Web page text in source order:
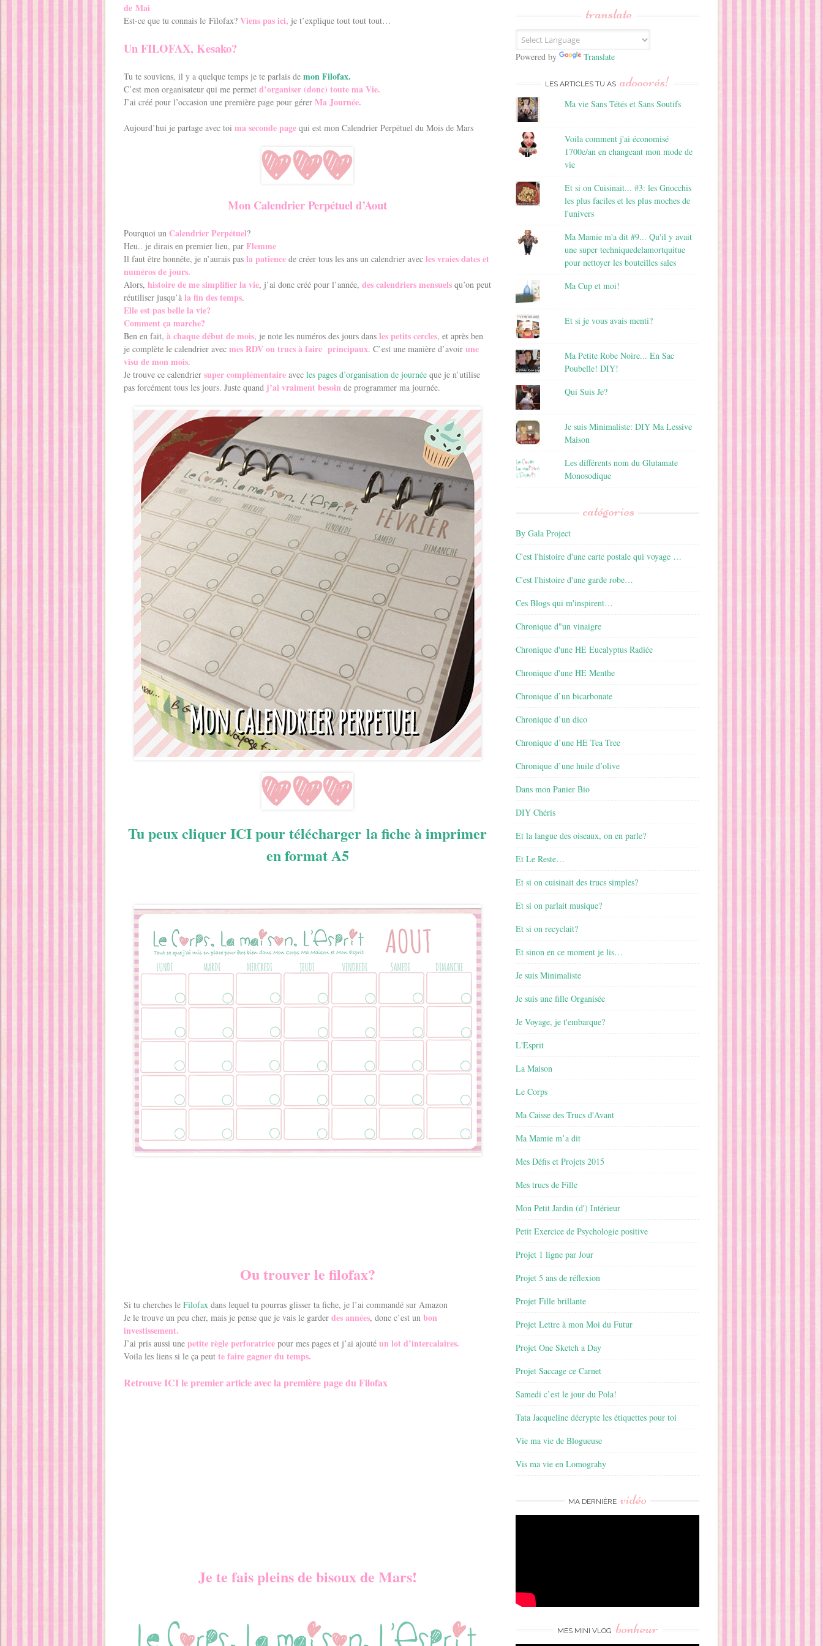
de Mai
Est-ce que tu connais le Filofax? Viens pas ici, je t’explique tout tout tout…
Un FILOFAX, Kesako?
Tu te souviens, il y a quelque temps je te parlais de mon Filofax.
C’est mon organisateur qui me permet d’organiser (donc) toute ma Vie.
J’ai créé pour l’occasion une première page pour gérer Ma Journée.
Aujourd’hui je partage avec toi ma seconde page qui est mon Calendrier Perpétuel du Mois de Mars
Mon Calendrier Perpétuel d’Aout
Pourquoi un Calendrier Perpétuel?
Heu.. je dirais en premier lieu, par Flemme
Il faut être honnête, je n’aurais pas la patience de créer tous les ans un calendrier avec les vraies dates et
numéros de jours.
Alors, histoire de me simplifier la vie, j’ai donc créé pour l’année, des calendriers mensuels qu’on peut
réutiliser jusqu’à la fin des temps.
Elle est pas belle la vie?
Comment ça marche?
Ben en fait, à chaque début de mois, je note les numéros des jours dans les petits cercles, et après ben
je complète le calendrier avec mes RDV ou trucs à faire principaux. C’est une manière d’avoir une
visu de mon mois.
Je trouve ce calendrier super complémentaire avec les pages d’organisation de journée que je n’utilise
pas forcément tous les jours. Juste quand j’ai vraiment besoin de programmer ma journée.
Tu peux cliquer ICI pour télécharger la fiche à imprimer
en format A5
Ou trouver le filofax?
Si tu cherches le Filofax dans lequel tu pourras glisser ta fiche, je l’ai commandé sur Amazon
Je le trouve un peu cher, mais je pense que je vais le garder des années, donc c’est un bon
investissement.
J’ai pris aussi une petite règle perforatrice pour mes pages et j’ai ajouté un lot d’intercalaires.
Voila les liens si le ça peut te faire gagner du temps.
Retrouve ICI le premier article avec la première page du Filofax
Je te fais pleins de bisoux de Mars!
E
m
a
translate
Powered by Translate
LES ARTICLES TU AS adooorés!
Ma vie Sans Tétés et Sans Soutifs
Voila comment j'ai économisé
1700e/an en changeant mon mode de
vie
Et si on Cuisinait... #3: les Gnocchis
les plus faciles et les plus moches de
l'univers
Ma Mamie m'a dit #9... Qu'il y avait
une super techniquedelamortquitue
pour nettoyer les bouteilles sales
Ma Cup et moi!
Et si je vous avais menti?
Ma Petite Robe Noire... En Sac
Poubelle! DIY!
Qui Suis Je?
Je suis Minimaliste: DIY Ma Lessive
Maison
Les différents nom du Glutamate
Monosodique
catégories
By Gala Project
C'est l'histoire d'une carte postale qui voyage …
C'est l'histoire d'une garde robe…
Ces Blogs qui m'inspirent…
Chronique d"un vinaigre
Chronique d'une HE Eucalyptus Radiée
Chronique d'une HE Menthe
Chronique d’un bicarbonate
Chronique d’un dico
Chronique d’une HE Tea Tree
Chronique d’une huile d’olive
Dans mon Panier Bio
DIY Chéris
Et la langue des oiseaux, on en parle?
Et Le Reste…
Et si on cuisinait des trucs simples?
Et si on parlait musique?
Et si on recyclait?
Et sinon en ce moment je lis…
Je suis Minimaliste
Je suis une fille Organisée
Je Voyage, je t'embarque?
L'Esprit
La Maison
Le Corps
Ma Caisse des Trucs d'Avant
Ma Mamie m’a dit
Mes Défis et Projets 2015
Mes trucs de Fille
Mon Petit Jardin (d') Intérieur
Petit Exercice de Psychologie positive
Projet 1 ligne par Jour
Projet 5 ans de réflexion
Projet Fille brillante
Projet Lettre à mon Moi du Futur
Projet One Sketch a Day
Projet Saccage ce Carnet
Samedi c’est le jour du Pola!
Tata Jacqueline décrypte les étiquettes pour toi
Vie ma vie de Blogueuse
Vis ma vie en Lomograhy
MA DERNIÈRE vidéo
MES MINI VLOG bonheur